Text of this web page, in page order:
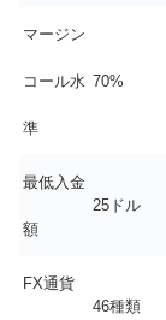
マージン
コール水
準
70%
最低入金
額
25ドル
FX通貨
46種類